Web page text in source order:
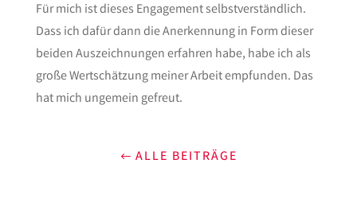
Für mich ist dieses Engagement selbstverständlich.
Dass ich dafür dann die Anerkennung in Form dieser
beiden Auszeichnungen erfahren habe, habe ich als
große Wertschätzung meiner Arbeit empfunden. Das
hat mich ungemein gefreut.
ALLE BEITRÄGE